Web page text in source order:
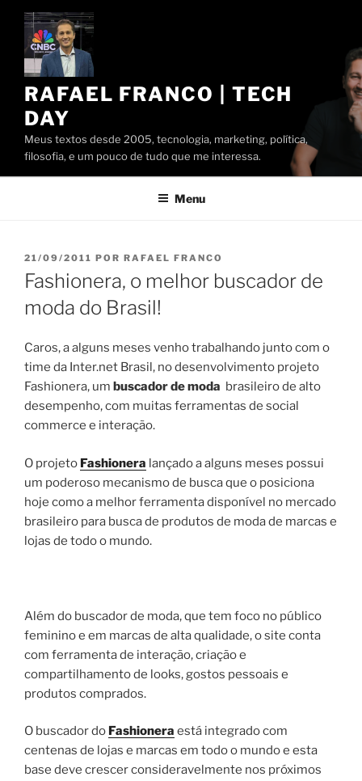
Pular
conteúdo
RAFAEL FRANCO | TECH
DAY
Meus textos desde 2005, tecnologia, marketing, política,
filosofia, e um pouco de tudo que me interessa.
Menu
PUBLICADO
EM
21/09/2011 POR RAFAEL FRANCO
Fashionera, o melhor buscador de
moda do Brasil!
Caros, a alguns meses venho trabalhando junto com o
time da Inter.net Brasil, no desenvolvimento projeto
Fashionera, um buscador de moda brasileiro de alto
desempenho, com muitas ferramentas de social
commerce e interação.
O projeto Fashionera lançado a alguns meses possui
um poderoso mecanismo de busca que o posiciona
hoje como a melhor ferramenta disponível no mercado
brasileiro para busca de produtos de moda de marcas e
lojas de todo o mundo.
Além do buscador de moda, que tem foco no público
feminino e em marcas de alta qualidade, o site conta
com ferramenta de interação, criação e
compartilhamento de looks, gostos pessoais e
produtos comprados.
O buscador do Fashionera está integrado com
centenas de lojas e marcas em todo o mundo e esta
base deve crescer consideravelmente nos próximos